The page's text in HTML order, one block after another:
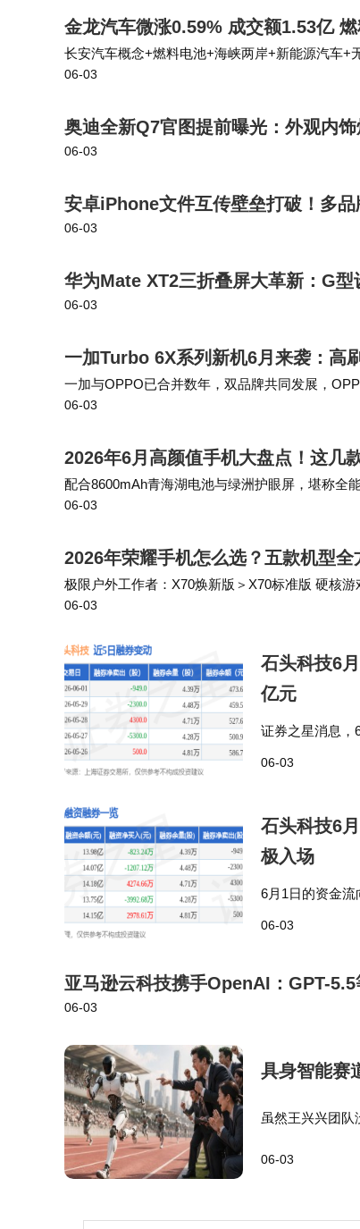
金龙汽车微涨0.59% 成交额1.53亿
长安汽车概念+燃料电池+海峡两岸+新能源汽车+
3.08万-8337.05万-2.77亿金龙汽车所属申万行业为
06-03
奥迪全新Q7官图提前曝光：外观内
06-03
安卓iPhone文件互传壁垒打破！多
06-03
华为Mate XT2三折叠屏大革新：G
06-03
一加Turbo 6X系列新机6月来袭：高
一加与OPPO已合并数年，双品牌共同发展，
然是合并的OPPOFind X9系列更适合，拥有旗舰
06-03
2026年6月高颜值手机大盘点！这几
配合8600mAh青海湖电池与绿洲护眼屏，堪称全
四等边重塑了美学标杆，更在影像上带来了前置
06-03
2026年荣耀手机怎么选？五款机型
极限户外工作者：X70焕新版＞X70标准版 硬核
户：Play10C＞X70标准版 所有机型均享受国家补
06-03
石头科技6
亿元
证券之星消息，
06-03
石头科技6
极入场
6月1日的资金流
06-03
亚马逊云科技携手OpenAI：GPT-
06-03
具身智能赛
虽然王兴兴团队
s），说明自身
06-03